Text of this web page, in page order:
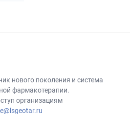
совместном
<Бацитрацин>.
нового поколения и система
фармакотерапии.
организациям